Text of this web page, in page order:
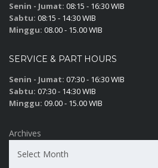
Senin - Jumat: 08:15 - 16:30 WIB
Sabtu: 08:15 - 14:30 WIB
Minggu: 08.00 - 15.00 WIB
SERVICE & PART HOURS
Senin - Jumat: 07:30 - 16:30 WIB
Sabtu: 07:30 - 14:30 WIB
Minggu: 09.00 - 15.00 WIB
Archives
Select Month